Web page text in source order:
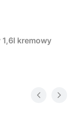
kremowy